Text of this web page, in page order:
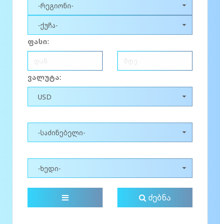
-რეგიონი-
-ქუჩა-
ფასი:
ვალუტა:
USD
-საძინებელი-
-ხედი-
ძებნა